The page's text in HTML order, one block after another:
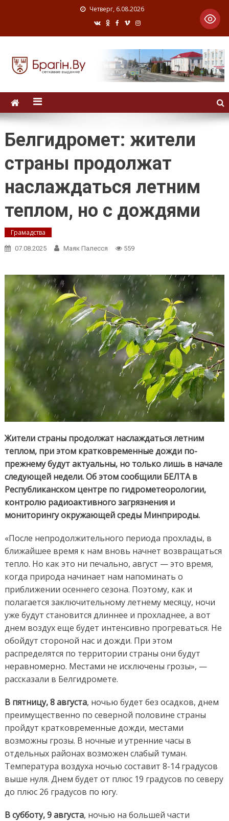
Четверг, 6.08.2026
Белгидромет: жители
страны продолжат
наслаждаться летним
теплом, но с дождями
Грамадства
07.08.2025 Маяк Палесся 559
Жители страны продолжат наслаждаться летним
теплом, при этом кратковременные дожди по-
прежнему будут актуальны, но только лишь в начале
следующей недели. Об этом сообщили БЕЛТА в
Республиканском центре по гидрометеорологии,
контролю радиоактивного загрязнения и
мониторингу окружающей среды Минприроды.
«После непродолжительного периода прохлады, в
ближайшее время к нам вновь начнет возвращаться
тепло. Но как это ни печально, август — это время,
когда природа начинает нам напоминать о
приближении осеннего сезона. Поэтому, как и
полагается заключительному летнему месяцу, ночи
уже будут становится длиннее и прохладнее, а вот
днем воздух еще будет интенсивно прогреваться. Не
обойдут стороной нас и дожди. При этом
распределятся по территории страны они будут
неравномерно. Местами не исключены грозы», —
рассказали в Белгидромете.
В пятницу, 8 августа, ночью будет без осадков, днем
преимущественно по северной половине страны
пройдут кратковременные дожди, местами
возможны грозы. В ночные и утренние часы в
отдельных районах возможен слабый туман.
Температура воздуха ночью составит 8-14 градусов
выше нуля. Днем будет от плюс 19 градусов по северу
до плюс 26 градусов по югу.
В субботу, 9 августа, ночью на большей части